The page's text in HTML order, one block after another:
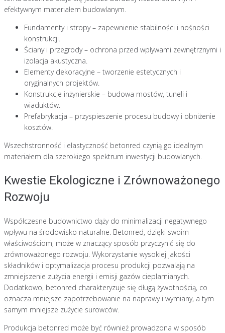
efektywnym materiałem budowlanym.
Fundamenty i stropy – zapewnienie stabilności i nośności
konstrukcji.
Ściany i przegrody – ochrona przed wpływami zewnętrznymi i
izolacja akustyczna.
Elementy dekoracyjne – tworzenie estetycznych i
oryginalnych projektów.
Konstrukcje inżynierskie – budowa mostów, tuneli i
wiaduktów.
Prefabrykacja – przyspieszenie procesu budowy i obniżenie
kosztów.
Wszechstronność i elastyczność betonred czynią go idealnym
materiałem dla szerokiego spektrum inwestycji budowlanych.
Kwestie Ekologiczne i Zrównoważonego
Rozwoju
Współczesne budownictwo dąży do minimalizacji negatywnego
wpływu na środowisko naturalne. Betonred, dzięki swoim
właściwościom, może w znaczący sposób przyczynić się do
zrównoważonego rozwoju. Wykorzystanie wysokiej jakości
składników i optymalizacja procesu produkcji pozwalają na
zmniejszenie zużycia energii i emisji gazów cieplarnianych.
Dodatkowo, betonred charakteryzuje się długą żywotnością, co
oznacza mniejsze zapotrzebowanie na naprawy i wymiany, a tym
samym mniejsze zużycie surowców.
Produkcja betonred może być również prowadzona w sposób